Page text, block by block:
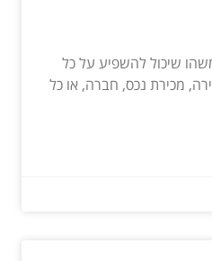
שיכול להשפיע על כל
מכירת נכס, חברה, או כל